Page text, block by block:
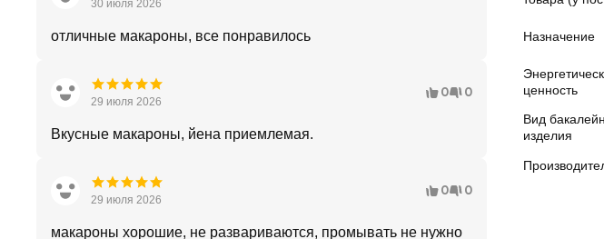
Назначение
ценность
Вид
изделия
30 июля 2026
отличные макароны, все понравилось
29 июля 2026
0 0
Вкусные макароны, йена приемлемая.
29 июля 2026
0 0
макароны хорошие, не развариваются, промывать не нужно